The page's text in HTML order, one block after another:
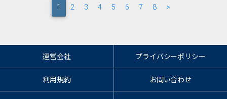
(current)
1 2 3 4 5 6 7 8 >
運営会社 プライバシーポリシー
利用規約 お問い合わせ